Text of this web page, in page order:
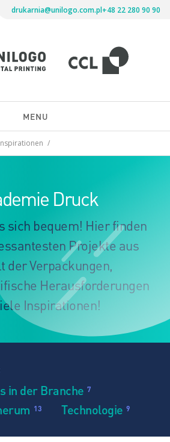
Digital
drukarnia@unilogo.com.pl+48 22 280 90 90
MENU
/
Druck
sich bequem! Hier finden
Projekte aus
der Verpackungen,
Herausforderungen
Inspirationen!
in der Branche 7
13 Technologie 9